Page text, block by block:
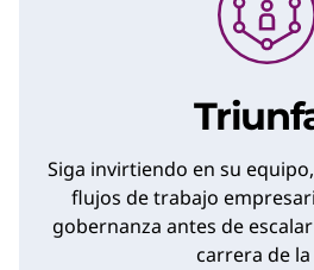
Siga invirtiendo en su
flujos de trabajo
gobernanza antes de
carrera de la